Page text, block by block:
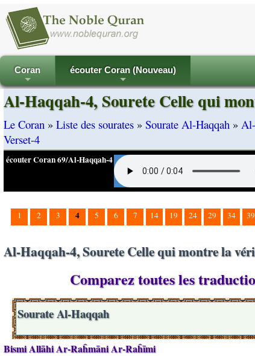
+
Coran
+
écouter Coran (Nouveau)
Al-Haqqah-4, Sourete Celle qui
Le Coran » Liste des sourates » Sourate Al-Haqqah »
Verset-4
écouter Coran 69/Al-Haqqah-4
1 2 3 4 5 6 7 14 19 24 29 34 39
Al-Haqqah-4, Sourete Celle qui montre la
Comparez toutes les
Sourate Al-Haqqah
Bismi Allāhi Ar-Raĥmāni Ar-Raĥīmi